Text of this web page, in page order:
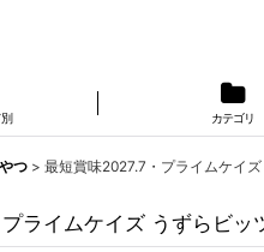
カテゴリ
つ > 最短賞味2027.7・プライムケイ
ライムケイズ うずらビ